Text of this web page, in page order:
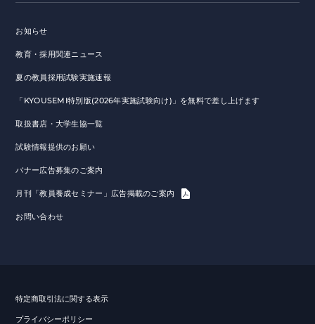
お知らせ
教育・採用関連ニュース
夏の教員採用試験実施速報
「KYOUSEMI特別版(2026年実施試験向け)」を無料で差し上げます
取扱書店・大学生協一覧
試験情報提供のお願い
バナー広告募集のご案内
月刊「教員養成セミナー」広告掲載のご案内
お問い合わせ
特定商取引法に関する表示
プライバシーポリシー